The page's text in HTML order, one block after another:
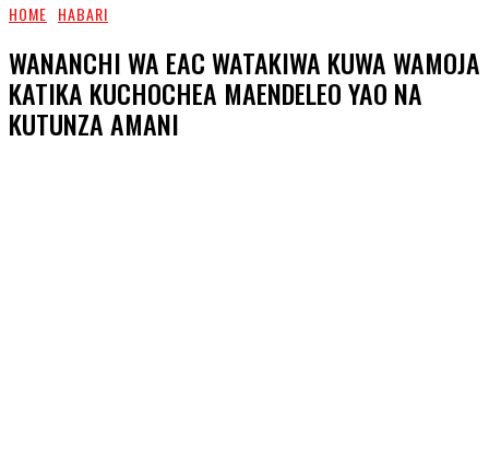
HOME HABARI
WANANCHI WA EAC WATAKIWA KUWA WAMOJA
KATIKA KUCHOCHEA MAENDELEO YAO NA
KUTUNZA AMANI